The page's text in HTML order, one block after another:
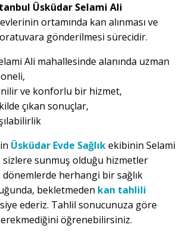
Üsküdar Selami Ali
ortamında kan alınması ve
gönderilmesi sürecidir.
Ali mahallesinde alanında uzman
ve konforlu bir hizmet,
çıkan sonuçlar,
Üsküdar Evde Sağlıkekibinin Selami
sizlere sunmuş olduğu hizmetler
dönemlerde herhangi bir sağlık
bekletmeden kan tahlili
ederiz. Tahlil sonucunuza göre
öğrenebilirsiniz.